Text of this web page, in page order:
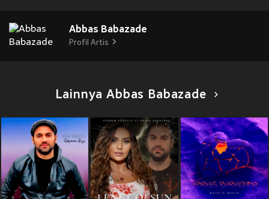
Abbas Babazade
Profil Artis
Lainnya Abbas Babazade